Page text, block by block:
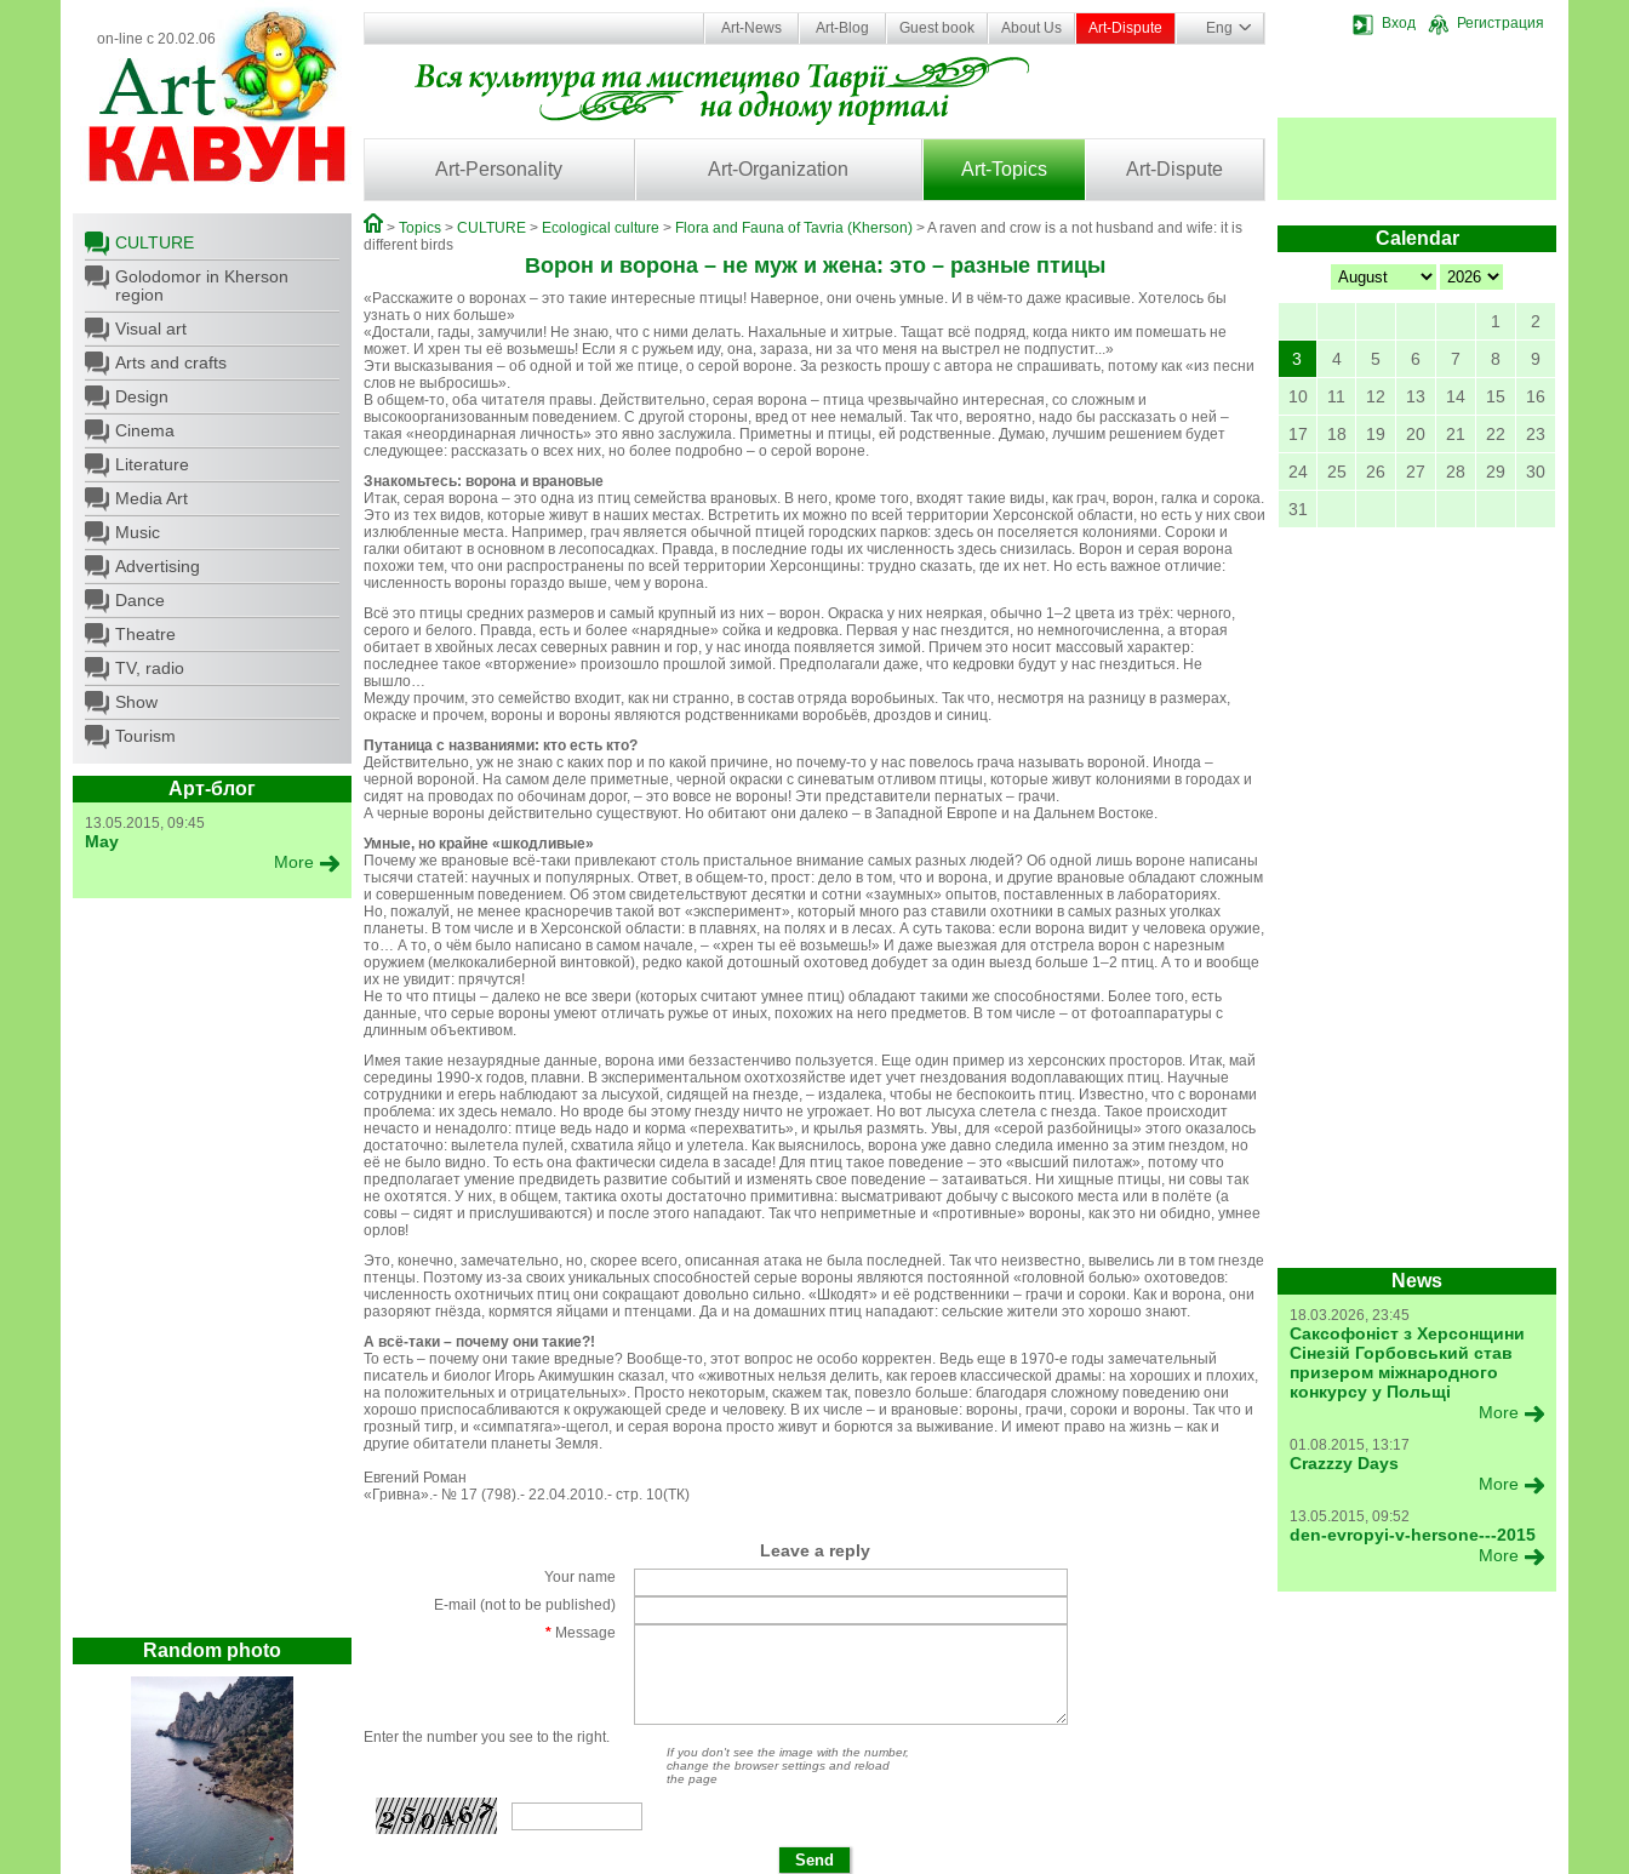
on-line с 20.02.06
Вход Регистрация
Art-News Art-Blog Guest book About Us Art-Dispute Eng
Art-Personality Art-Organization Art-Topics Art-Dispute
CULTURE
Golodomor in Kherson
region
Visual art
Arts and crafts
Design
Cinema
Literature
Media Art
Music
Advertising
Dance
Theatre
TV, radio
Show
Tourism
Арт-блог
13.05.2015, 09:45
May
More
Random photo
Calendar
1
2
3
4 5 6 7 8
9
10
11 12 13 14 15
16
17
18 19 20 21 22
23
24
25 26 27 28 29
30
31
News
18.03.2026, 23:45
Саксофоніст з Херсонщини
Сінезій Горбовський став
призером міжнародного
конкурсу у Польщі
More
01.08.2015, 13:17
Crazzzy Days
More
13.05.2015, 09:52
den-evropyi-v-hersone---2015
More
> Topics > CULTURE > Ecological culture > Flora and Fauna of Tavria (Kherson) > A raven and crow is a not husband and wife: it is
different birds
Ворон и ворона – не муж и жена: это – разные птицы
«Расскажите о воронах – это такие интересные птицы! Наверное, они очень умные. И в чём-то даже красивые. Хотелось бы
узнать о них больше»
«Достали, гады, замучили! Не знаю, что с ними делать. Нахальные и хитрые. Тащат всё подряд, когда никто им помешать не
может. И хрен ты её возьмешь! Если я с ружьем иду, она, зараза, ни за что меня на выстрел не подпустит...»
Эти высказывания – об одной и той же птице, о серой вороне. За резкость прошу с автора не спрашивать, потому как «из песни
слов не выбросишь».
В общем-то, оба читателя правы. Действительно, серая ворона – птица чрезвычайно интересная, со сложным и
высокоорганизованным поведением. С другой стороны, вред от нее немалый. Так что, вероятно, надо бы рассказать о ней –
такая «неординарная личность» это явно заслужила. Приметны и птицы, ей родственные. Думаю, лучшим решением будет
следующее: рассказать о всех них, но более подробно – о серой вороне.
Знакомьтесь: ворона и врановые
Итак, серая ворона – это одна из птиц семейства врановых. В него, кроме того, входят такие виды, как грач, ворон, галка и сорока.
Это из тех видов, которые живут в наших местах. Встретить их можно по всей территории Херсонской области, но есть у них свои
излюбленные места. Например, грач является обычной птицей городских парков: здесь он поселяется колониями. Сороки и
галки обитают в основном в лесопосадках. Правда, в последние годы их численность здесь снизилась. Ворон и серая ворона
похожи тем, что они распространены по всей территории Херсонщины: трудно сказать, где их нет. Но есть важное отличие:
численность вороны гораздо выше, чем у ворона.
Всё это птицы средних размеров и самый крупный из них – ворон. Окраска у них неяркая, обычно 1–2 цвета из трёх: черного,
серого и белого. Правда, есть и более «нарядные» сойка и кедровка. Первая у нас гнездится, но немногочисленна, а вторая
обитает в хвойных лесах северных равнин и гор, у нас иногда появляется зимой. Причем это носит массовый характер:
последнее такое «вторжение» произошло прошлой зимой. Предполагали даже, что кедровки будут у нас гнездиться. Не
вышло…
Между прочим, это семейство входит, как ни странно, в состав отряда воробьиных. Так что, несмотря на разницу в размерах,
окраске и прочем, вороны и вороны являются родственниками воробьёв, дроздов и синиц.
Путаница с названиями: кто есть кто?
Действительно, уж не знаю с каких пор и по какой причине, но почему-то у нас повелось грача называть вороной. Иногда –
черной вороной. На самом деле приметные, черной окраски с синеватым отливом птицы, которые живут колониями в городах и
сидят на проводах по обочинам дорог, – это вовсе не вороны! Эти представители пернатых – грачи.
А черные вороны действительно существуют. Но обитают они далеко – в Западной Европе и на Дальнем Востоке.
Умные, но крайне «шкодливые»
Почему же врановые всё-таки привлекают столь пристальное внимание самых разных людей? Об одной лишь вороне написаны
тысячи статей: научных и популярных. Ответ, в общем-то, прост: дело в том, что и ворона, и другие врановые обладают сложным
и совершенным поведением. Об этом свидетельствуют десятки и сотни «заумных» опытов, поставленных в лабораториях.
Но, пожалуй, не менее красноречив такой вот «эксперимент», который много раз ставили охотники в самых разных уголках
планеты. В том числе и в Херсонской области: в плавнях, на полях и в лесах. А суть такова: если ворона видит у человека оружие,
то… А то, о чём было написано в самом начале, – «хрен ты её возьмешь!» И даже выезжая для отстрела ворон с нарезным
оружием (мелкокалиберной винтовкой), редко какой дотошный охотовед добудет за один выезд больше 1–2 птиц. А то и вообще
их не увидит: прячутся!
Не то что птицы – далеко не все звери (которых считают умнее птиц) обладают такими же способностями. Более того, есть
данные, что серые вороны умеют отличать ружье от иных, похожих на него предметов. В том числе – от фотоаппаратуры с
длинным объективом.
Имея такие незаурядные данные, ворона ими беззастенчиво пользуется. Еще один пример из херсонских просторов. Итак, май
середины 1990-х годов, плавни. В экспериментальном охотхозяйстве идет учет гнездования водоплавающих птиц. Научные
сотрудники и егерь наблюдают за лысухой, сидящей на гнезде, – издалека, чтобы не беспокоить птиц. Известно, что с воронами
проблема: их здесь немало. Но вроде бы этому гнезду ничто не угрожает. Но вот лысуха слетела с гнезда. Такое происходит
нечасто и ненадолго: птице ведь надо и корма «перехватить», и крылья размять. Увы, для «серой разбойницы» этого оказалось
достаточно: вылетела пулей, схватила яйцо и улетела. Как выяснилось, ворона уже давно следила именно за этим гнездом, но
её не было видно. То есть она фактически сидела в засаде! Для птиц такое поведение – это «высший пилотаж», потому что
предполагает умение предвидеть развитие событий и изменять свое поведение – затаиваться. Ни хищные птицы, ни совы так
не охотятся. У них, в общем, тактика охоты достаточно примитивна: высматривают добычу с высокого места или в полёте (а
совы – сидят и прислушиваются) и после этого нападают. Так что неприметные и «противные» вороны, как это ни обидно, умнее
орлов!
Это, конечно, замечательно, но, скорее всего, описанная атака не была последней. Так что неизвестно, вывелись ли в том гнезде
птенцы. Поэтому из-за своих уникальных способностей серые вороны являются постоянной «головной болью» охотоведов:
численность охотничьих птиц они сокращают довольно сильно. «Шкодят» и её родственники – грачи и сороки. Как и ворона, они
разоряют гнёзда, кормятся яйцами и птенцами. Да и на домашних птиц нападают: сельские жители это хорошо знают.
А всё-таки – почему они такие?!
То есть – почему они такие вредные? Вообще-то, этот вопрос не особо корректен. Ведь еще в 1970-е годы замечательный
писатель и биолог Игорь Акимушкин сказал, что «животных нельзя делить, как героев классической драмы: на хороших и плохих,
на положительных и отрицательных». Просто некоторым, скажем так, повезло больше: благодаря сложному поведению они
хорошо приспосабливаются к окружающей среде и человеку. В их числе – и врановые: вороны, грачи, сороки и вороны. Так что и
грозный тигр, и «симпатяга»-щегол, и серая ворона просто живут и борются за выживание. И имеют право на жизнь – как и
другие обитатели планеты Земля.
Евгений Роман
«Гривна».- № 17 (798).- 22.04.2010.- стр. 10(ТК)
Leave a reply
Your name
E-mail (not to be published)
* Message
Enter the number you see to the right.
If you don't see the image with the number,
change the browser settings and reload
the page